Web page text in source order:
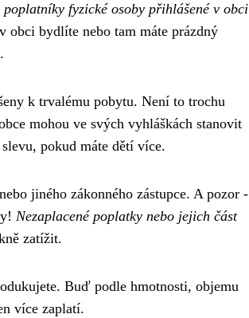
fyzické osoby přihlášené v obci
obci bydlíte nebo tam máte prázdný
k trvalému pobytu. Není to trochu
mohou ve svých vyhláškách stanovit
pokud máte dětí více.
jiného zákonného zástupce. A pozor -
Nezaplacené poplatky nebo jejich část
zatížit.
Buď podle hmotnosti, objemu
více zaplatí.